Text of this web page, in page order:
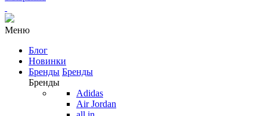
Меню
Блог
Новинки
Бренды Бренды
Бренды
Adidas
Air Jordan